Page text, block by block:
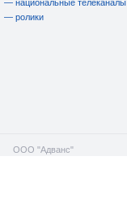
— национальные телеканалы
— ролики
ООО "Адванс"